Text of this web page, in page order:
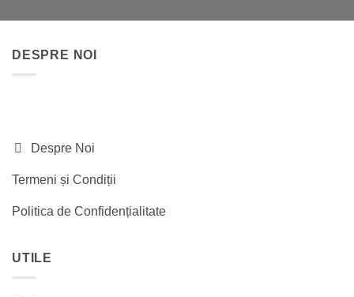
a
este:
DESPRE NOI
Despre Noi
Termeni și Condiții
Politica de Confidențialitate
UTILE